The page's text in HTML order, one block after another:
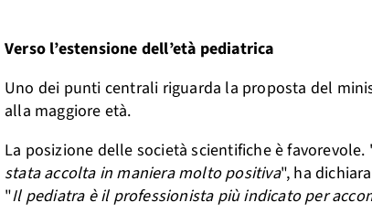
Verso l’estensione dell’età pediatrica
Uno dei punti centrali riguarda la proposta del
alla maggiore età.
La posizione delle società scientifiche è favorevole.
stata accolta in maniera molto positiva", ha
"Il pediatra è il professionista più indicato per